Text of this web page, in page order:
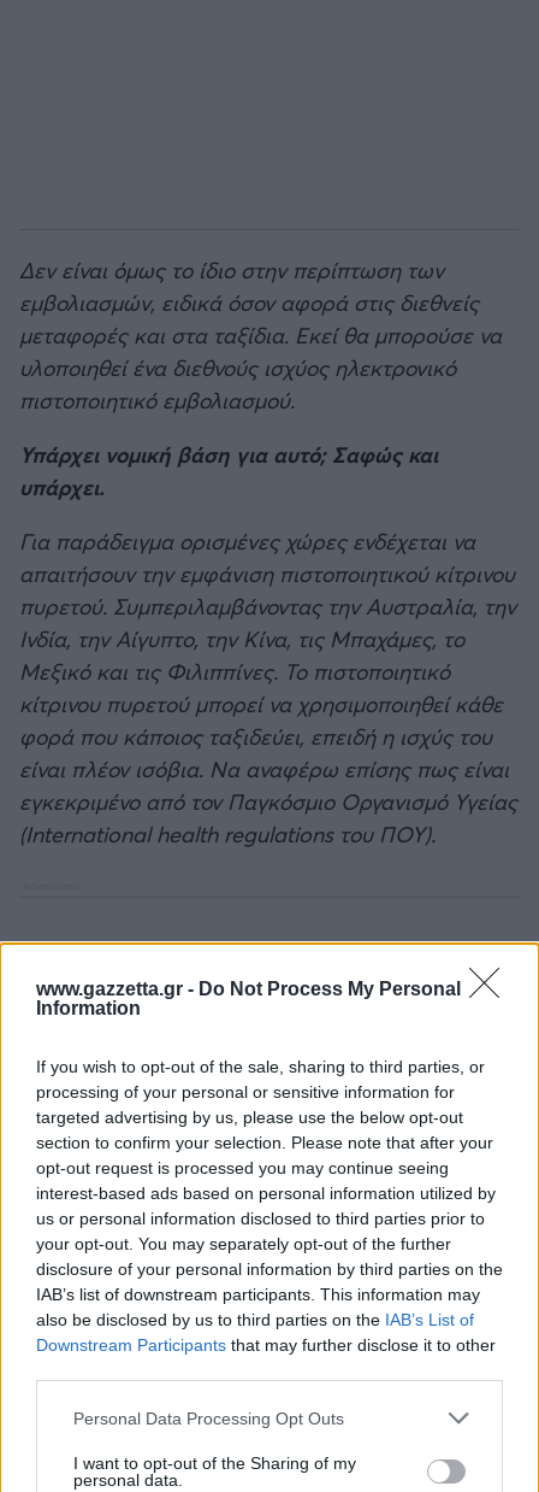
www.gazzetta.gr - Do Not Process My Personal
Information
If you wish to opt-out of the sale, sharing to third parties, or
processing of your personal or sensitive information for
targeted advertising by us, please use the below opt-out
section to confirm your selection. Please note that after your
opt-out request is processed you may continue seeing
interest-based ads based on personal information utilized by
us or personal information disclosed to third parties prior to
your opt-out. You may separately opt-out of the further
disclosure of your personal information by third parties on the
IAB’s list of downstream participants. This information may
also be disclosed by us to third parties on the IAB’s List of
Downstream Participants that may further disclose it to other
Please note that this website/app uses one or more Google
not limited to your visit or usage behaviour. You may click to
Personal Data Processing Opt Outs
I want to opt-out of the Sharing of my
personal data.
Δεν είναι όμως το ίδιο στην περίπτωση των
εμβολιασμών, ειδικά όσον αφορά στις διεθνείς
μεταφορές και στα ταξίδια. Εκεί θα μπορούσε να
υλοποιηθεί ένα διεθνούς ισχύος ηλεκτρονικό
πιστοποιητικό εμβολιασμού.
Υπάρχει νομική βάση για αυτό; Σαφώς και
υπάρχει.
Για παράδειγμα ορισμένες χώρες ενδέχεται να
απαιτήσουν την εμφάνιση πιστοποιητικού κίτρινου
πυρετού. Συμπεριλαμβάνοντας την Αυστραλία, την
Ινδία, την Αίγυπτο, την Κίνα, τις Μπαχάμες, το
Μεξικό και τις Φιλιππίνες. Το πιστοποιητικό
κίτρινου πυρετού μπορεί να χρησιμοποιηθεί κάθε
φορά που κάποιος ταξιδεύει, επειδή η ισχύς του
είναι πλέον ισόβια. Να αναφέρω επίσης πως είναι
εγκεκριμένο από τον Παγκόσμιο Οργανισμό Υγείας
(International health regulations του ΠΟΥ).